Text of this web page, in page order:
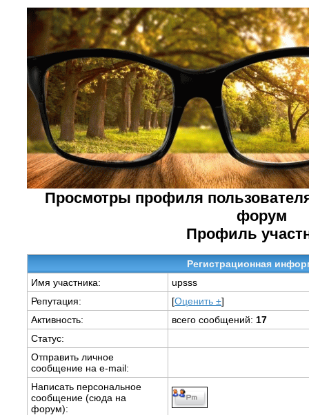
Просмотры профиля
форум
Профиль
Регистрационная
Имя участника:
upsss
Репутация:
[Оценить ±]
Активность:
всего сообщений: 17
Статус:
Отправить личное
сообщение на e-mail:
Написать персональное
сообщение (сюда на
форум):